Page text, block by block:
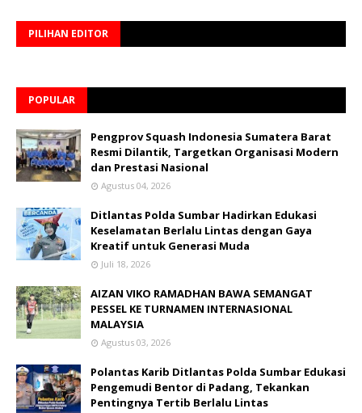
PILIHAN EDITOR
POPULAR
Pengprov Squash Indonesia Sumatera Barat
Resmi Dilantik, Targetkan Organisasi Modern
dan Prestasi Nasional
Agustus 04, 2026
Ditlantas Polda Sumbar Hadirkan Edukasi
Keselamatan Berlalu Lintas dengan Gaya
Kreatif untuk Generasi Muda
Juli 18, 2026
AIZAN VIKO RAMADHAN BAWA SEMANGAT
PESSEL KE TURNAMEN INTERNASIONAL
MALAYSIA
Agustus 03, 2026
Polantas Karib Ditlantas Polda Sumbar Edukasi
Pengemudi Bentor di Padang, Tekankan
Pentingnya Tertib Berlalu Lintas